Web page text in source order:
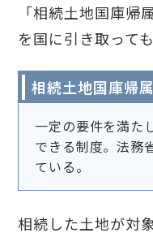
「相続土地国庫帰
を国に引き取って
相続土地国庫帰
一定の要件を満た
できる制度。法務
ている。
相続した土地が対